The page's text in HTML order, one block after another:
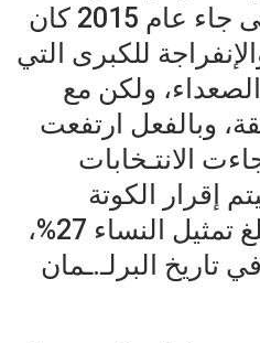
واحدة بكل قائمة حتى جاء عام 2015 كان
للكبرى التي
ولكن مع
وبالفعل ارتفعت
الانتـخابات
في 2020، ليتم إقرار الكوتة
بشكل دستوري، ويبلغ تمثيل النساء 27%،
تاريخ البرلـ.ـمان